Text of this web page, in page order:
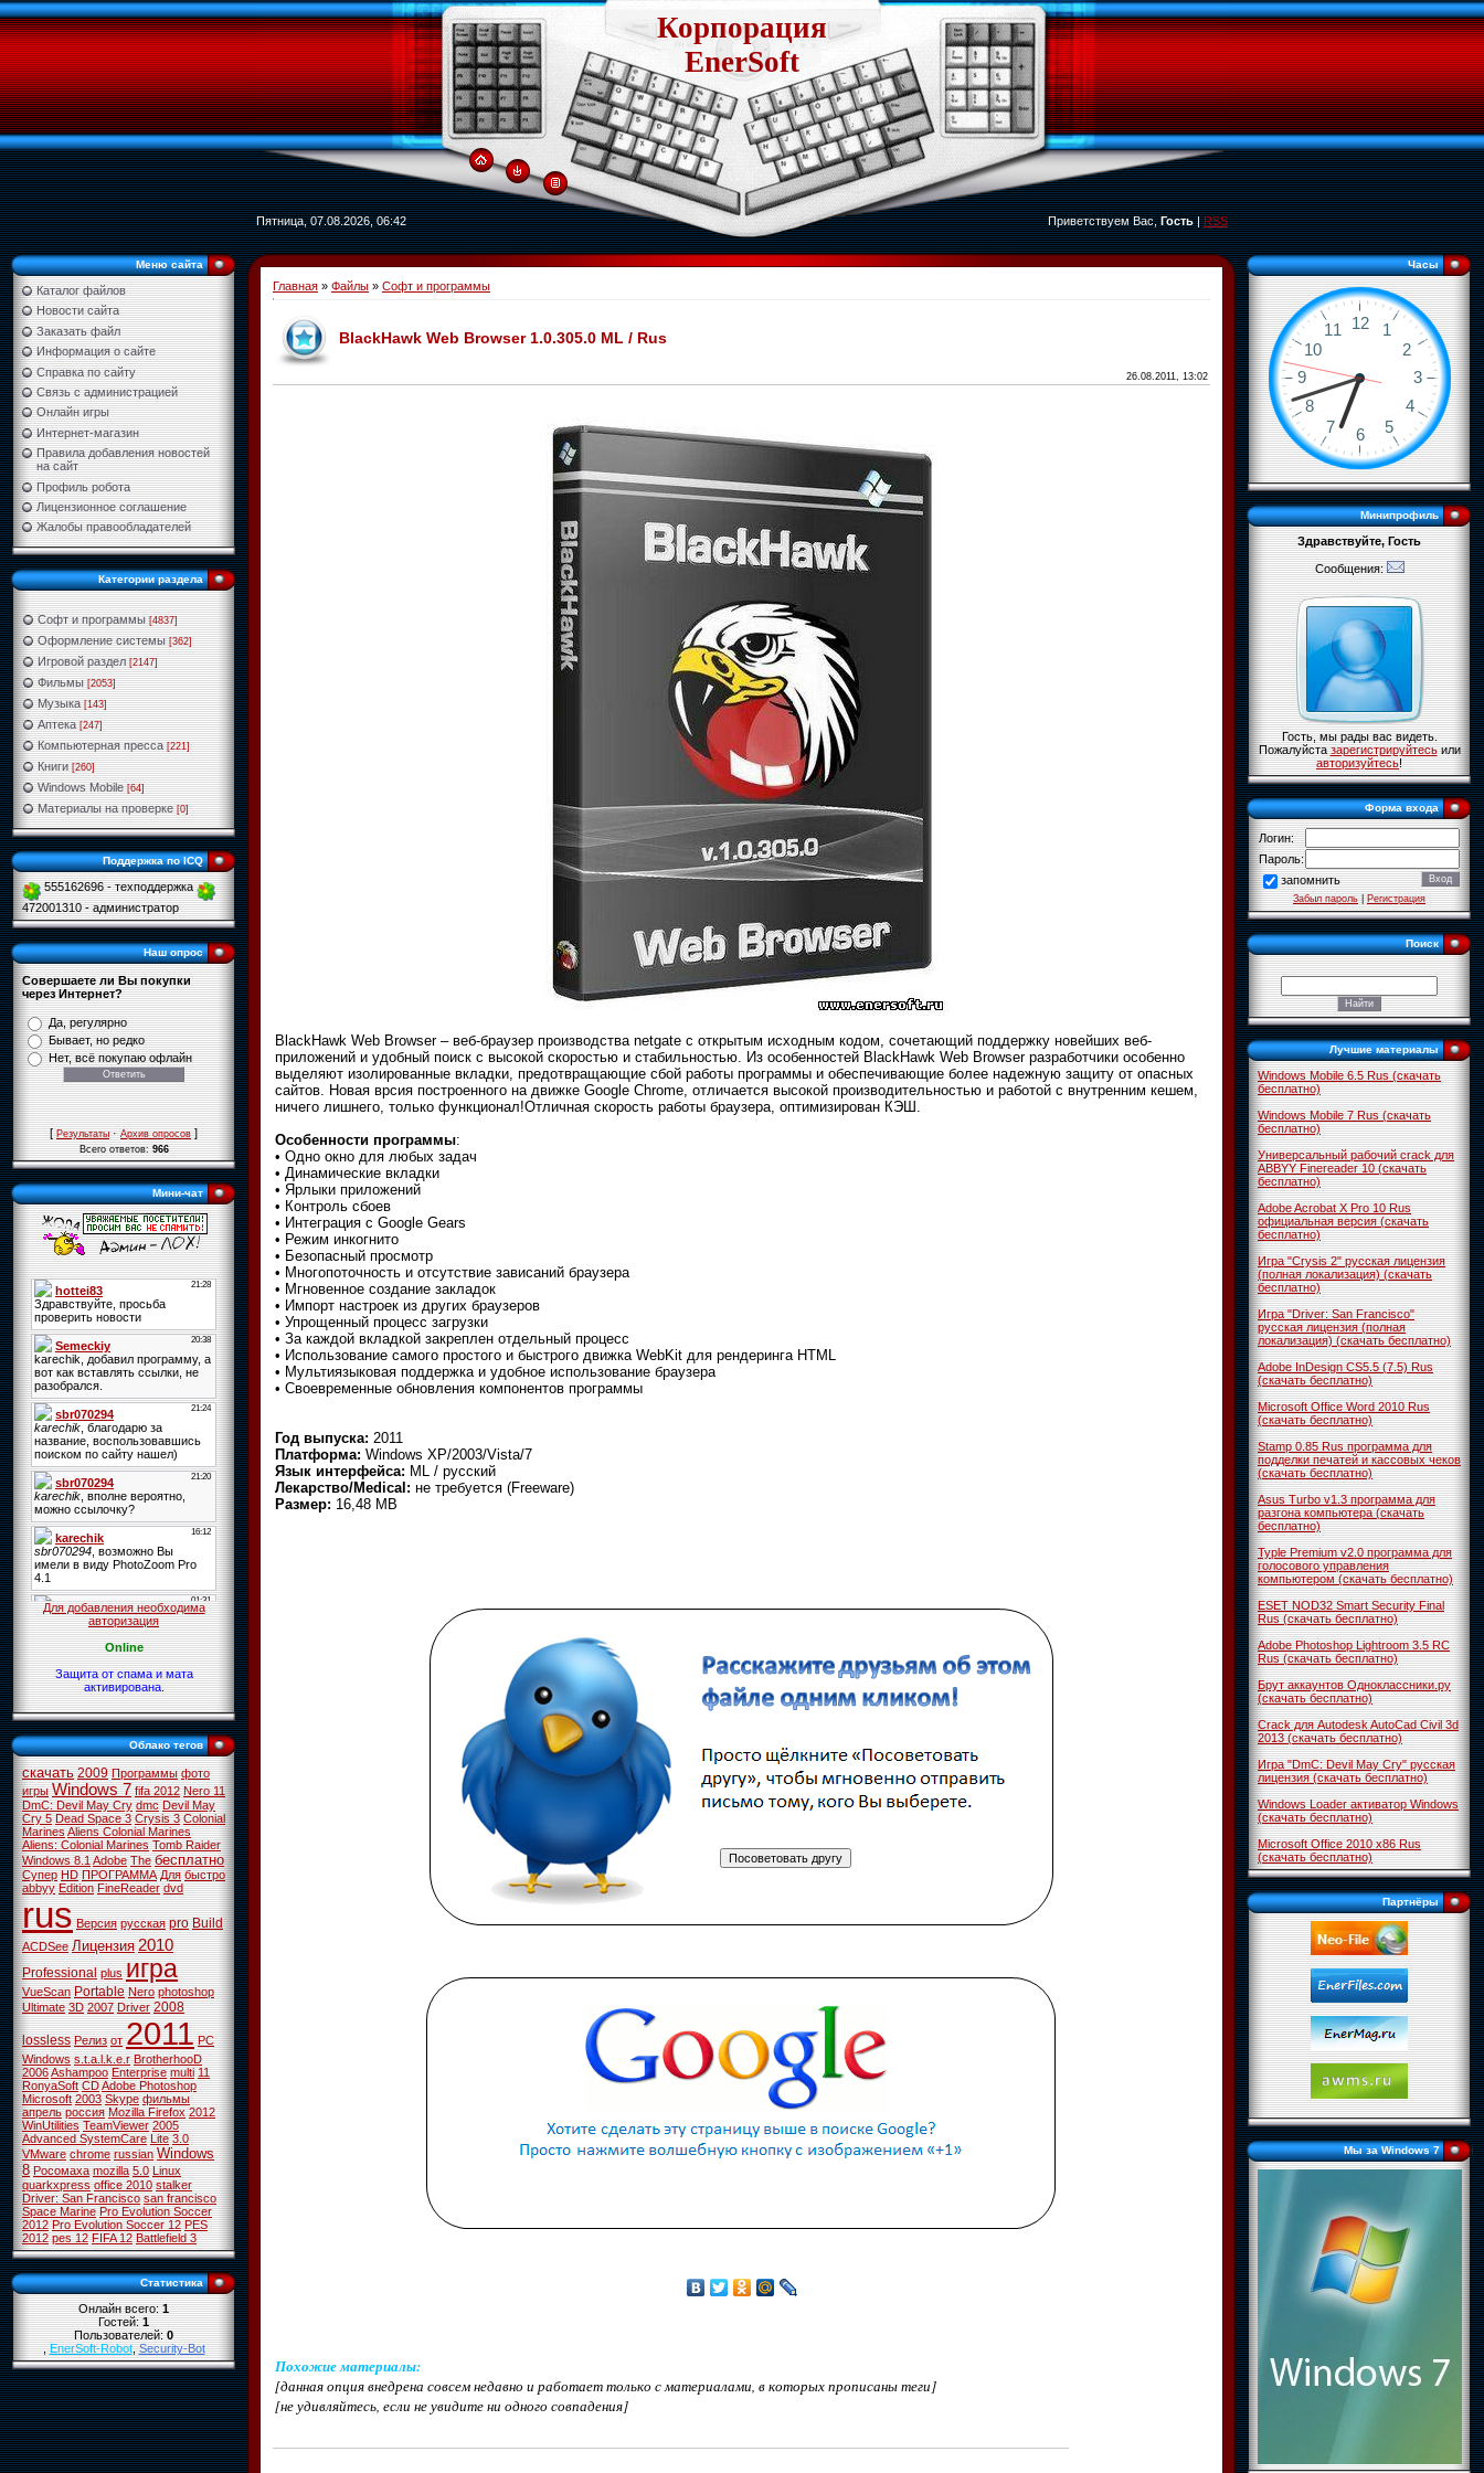
Корпорация
EnerSoft
Пятница, 07.08.2026, 06:42 Приветствуем Вас, Гость|RSS
Меню сайта
Каталог файлов
Новости сайта
Заказать файл
Информация о сайте
Справка по сайту
Связь с администрацией
Онлайн игры
Интернет-магазин
Правила добавления новостей
на сайт
Профиль робота
Лицензионное соглашение
Жалобы правообладателей
Категории раздела
Софт и программы [4837]
Оформление системы [362]
Игровой раздел [2147]
Фильмы [2053]
Музыка [143]
Аптека [247]
Компьютерная пресса [221]
Книги [260]
Windows Mobile [64]
Материалы на проверке [0]
Поддержка по ICQ
555162696 - техподдержка
472001310 - администратор
Наш опрос
Совершаете ли Вы покупки
через Интернет?
Да, регулярно
Бывает, но редко
Нет, всё покупаю офлайн
[Результаты·Архив опросов]
Всего ответов:966
Мини-чат
Для добавления необходима
авторизация
Online
Защита от спама и мата
активирована.
Облако тегов
скачать 2009 Программы фото
игры Windows 7 fifa 2012 Nero 11
DmC: Devil May Cry dmc Devil May
Cry 5 Dead Space 3 Crysis 3 Colonial
MarinesAliens Colonial Marines
Aliens: Colonial Marines Tomb Raider
Windows 8.1Adobe The бесплатно
Супер HD ПРОГРАММА Для быстро
abbyy Edition FineReader dvd
rus Версия русская pro Build
ACDSee Лицензия 2010
Professional plus игра
VueScan Portable Nero photoshop
Ultimate 3D 2007 Driver 2008
lossless Релиз от 2011 PC
Windows s.t.a.l.k.e.r BrotherhooD
2006Ashampoo Enterprise multi 11
RonyaSoft CDAdobe Photoshop
Microsoft 2003 Skype фильмы
апрель россия Mozilla Firefox 2012
WinUtilities TeamViewer 2005
Advanced SystemCare Lite 3.0
VMware chrome russian Windows
8 Росомаха mozilla 5.0 Linux
quarkxpress office 2010 stalker
Driver: San Francisco san francisco
Space Marine Pro Evolution Soccer
2012 Pro Evolution Soccer 12 PES
2012 pes 12 FIFA 12 Battlefield 3
Статистика
Онлайн всего:1
Гостей:1
Пользователей:0
,EnerSoft-Robot,Security-Bot
Главная » Файлы » Софт и программы
BlackHawk Web Browser 1.0.305.0 ML / Rus
26.08.2011, 13:02
BlackHawk Web Browser – веб-браузер производства netgate с открытым исходным кодом, сочетающий поддержку новейших веб-
приложений и удобный поиск с высокой скоростью и стабильностью. Из особенностей BlackHawk Web Browser разработчики особенно
выделяют изолированные вкладки, предотвращающие сбой работы программы и обеспечивающие более надежную защиту от опасных
сайтов. Новая врсия построенного на движке Google Chrome, отличается высокой производительностью и работой с внутренним кешем,
ничего лишнего, только функционал!Отличная скорость работы браузера, оптимизирован КЭШ.
Особенности программы:
• Одно окно для любых задач
• Динамические вкладки
• Ярлыки приложений
• Контроль сбоев
• Интеграция с Google Gears
• Режим инкогнито
• Безопасный просмотр
• Многопоточность и отсутствие зависаний браузера
• Мгновенное создание закладок
• Импорт настроек из других браузеров
• Упрощенный процесс загрузки
• За каждой вкладкой закреплен отдельный процесс
• Использование самого простого и быстрого движка WebKit для рендеринга HTML
• Мультиязыковая поддержка и удобное использование браузера
• Своевременные обновления компонентов программы
Год выпуска: 2011
Платформа: Windows XP/2003/Vista/7
Язык интерфейса: ML / русский
Лекарство/Medical: не требуется (Freeware)
Размер: 16,48 MB
Похожие материалы:
[данная опция внедрена совсем недавно и работает только с материалами, в которых прописаны теги]
[не удивляйтесь, если не увидите ни одного совпадения]
Часы
Минипрофиль
Здравствуйте, Гость
Сообщения:
Гость, мы рады вас видеть.
Пожалуйстазарегистрируйтесьили
авторизуйтесь!
Форма входа
Логин:
Пароль:
запомнить
Забыл пароль|Регистрация
Поиск
Лучшие материалы
Windows Mobile 6.5 Rus (скачать
бесплатно)
Windows Mobile 7 Rus (скачать
бесплатно)
Универсальный рабочий crack для
ABBYY Finereader 10 (скачать
бесплатно)
Adobe Acrobat X Pro 10 Rus
официальная версия (скачать
бесплатно)
Игра "Crysis 2" русская лицензия
(полная локализация) (скачать
бесплатно)
Игра "Driver: San Francisco"
русская лицензия (полная
локализация) (скачать бесплатно)
Adobe InDesign CS5.5 (7.5) Rus
(скачать бесплатно)
Microsoft Office Word 2010 Rus
(скачать бесплатно)
Stamp 0.85 Rus программа для
подделки печатей и кассовых чеков
(скачать бесплатно)
Asus Turbo v1.3 программа для
разгона компьютера (скачать
бесплатно)
Typle Premium v2.0 программа для
голосового управления
компьютером (скачать бесплатно)
ESET NOD32 Smart Security Final
Rus (скачать бесплатно)
Adobe Photoshop Lightroom 3.5 RC
Rus (скачать бесплатно)
Брут аккаунтов Одноклассники.ру
(скачать бесплатно)
Crack для Autodesk AutoCad Civil 3d
2013 (скачать бесплатно)
Игра "DmC: Devil May Cry" русская
лицензия (скачать бесплатно)
Windows Loader активатор Windows
(скачать бесплатно)
Microsoft Office 2010 x86 Rus
(скачать бесплатно)
Партнёры
Мы за Windows 7